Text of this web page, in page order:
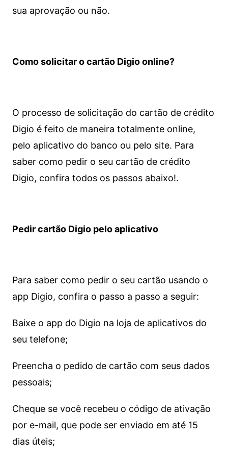
sua aprovação ou não.
Como solicitar o cartão Digio online?
O processo de solicitação do cartão de crédito
Digio é feito de maneira totalmente online,
pelo aplicativo do banco ou pelo site. Para
saber como pedir o seu cartão de crédito
Digio, confira todos os passos abaixo!.
Pedir cartão Digio pelo aplicativo
Para saber como pedir o seu cartão usando o
app Digio, confira o passo a passo a seguir:
Baixe o app do Digio na loja de aplicativos do
seu telefone;
Preencha o pedido de cartão com seus dados
pessoais;
Cheque se você recebeu o código de ativação
por e-mail, que pode ser enviado em até 15
dias úteis;